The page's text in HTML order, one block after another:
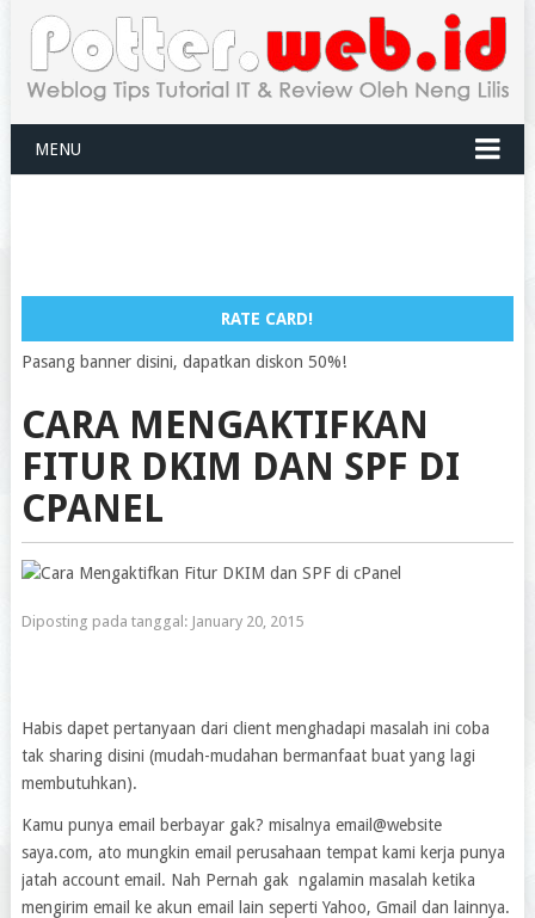
MENU
RATE CARD!
Pasang banner disini, dapatkan diskon 50%!
CARA MENGAKTIFKAN
FITUR DKIM DAN SPF DI
CPANEL
Diposting pada tanggal: January 20, 2015
Habis dapet pertanyaan dari client menghadapi masalah ini coba
tak sharing disini (mudah-mudahan bermanfaat buat yang lagi
membutuhkan).
Kamu punya email berbayar gak? misalnya email@website
saya.com, ato mungkin email perusahaan tempat kami kerja punya
jatah account email. Nah Pernah gak ngalamin masalah ketika
mengirim email ke akun email lain seperti Yahoo, Gmail dan lainnya.